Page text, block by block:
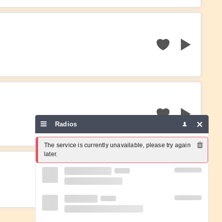
Radios
The service is currently unavailable, please try again
later.